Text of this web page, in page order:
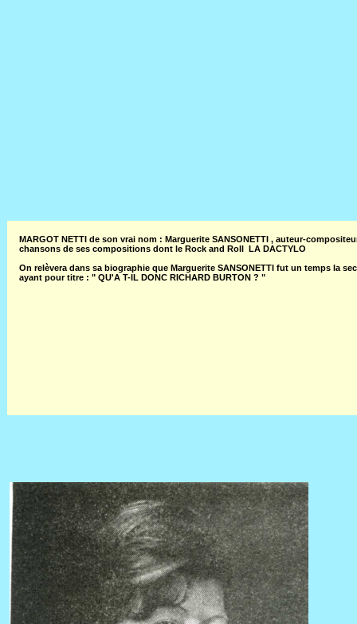
MARGOT NETTI de son vrai nom : Marguerite SANSONETTI , auteur-
chansons de ses compositions dont le Rock and Roll LA DACTYLO
On relèvera dans sa biographie que Marguerite SANSONETTI fut un temps la
ayant pour titre : " QU'A T-IL DONC RICHARD BURTON ? "